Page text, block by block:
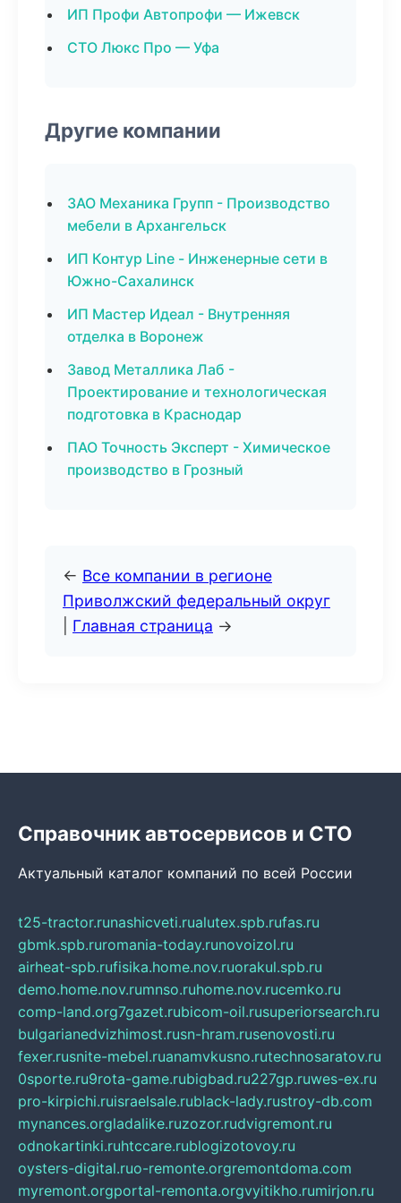
ИП Профи Автопрофи — Ижевск
СТО Люкс Про — Уфа
Другие компании
ЗАО Механика Групп - Производство
мебели в Архангельск
ИП Контур Line - Инженерные сети в
Южно-Сахалинск
ИП Мастер Идеал - Внутренняя
отделка в Воронеж
Завод Металлика Лаб -
Проектирование и технологическая
подготовка в Краснодар
ПАО Точность Эксперт - Химическое
производство в Грозный
← Все компании в регионе
Приволжский федеральный округ
Главная страница →
Справочник автосервисов и СТО
Актуальный каталог компаний по всей России
t25-tractor.runashicveti.rualutex.spb.rufas.ru
gbmk.spb.ruromania-today.runovoizol.ru
airheat-spb.rufisika.home.nov.ruorakul.spb.ru
demo.home.nov.rumnso.ruhome.nov.rucemko.ru
comp-land.org7gazet.rubicom-oil.rusuperiorsearch.ru
bulgarianedvizhimost.rusn-hram.rusenovosti.ru
fexer.rusnite-mebel.ruanamvkusno.rutechnosaratov.ru
0sporte.ru9rota-game.rubigbad.ru227gp.ruwes-ex.ru
pro-kirpichi.ruisraelsale.rublack-lady.rustroy-db.com
mynances.orgladalike.ruzozor.rudvigremont.ru
odnokartinki.ruhtccare.rublogizotovoy.ru
oysters-digital.ruo-remonte.orgremontdoma.com
myremont.orgportal-remonta.orgvyitikho.rumirjon.ru